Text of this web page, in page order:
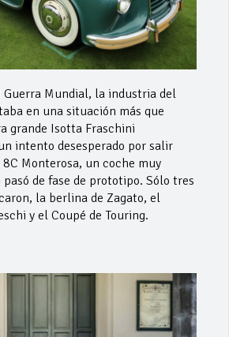
Mundial, la industria del
en una situación más que
grande Isotta Fraschini
intento desesperado por salir
Monterosa, un coche muy
de fase de prototipo. Sólo tres
la berlina de Zagato, el
y el Coupé de Touring.